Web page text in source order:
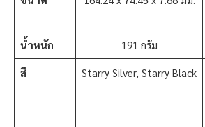
น้ำหนัก 191 กรัม
สี Starry Silver, Starry Black